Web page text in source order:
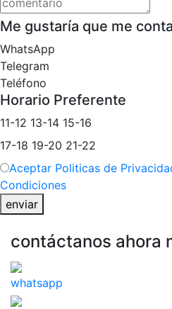
Me gustaría que me
WhatsApp
Telegram
Teléfono
Horario Preferente
11-12 13-14 15-16
17-18 19-20 21-22
Aceptar Politicas de
Condiciones
enviar
contáctanos ahora
whatsapp